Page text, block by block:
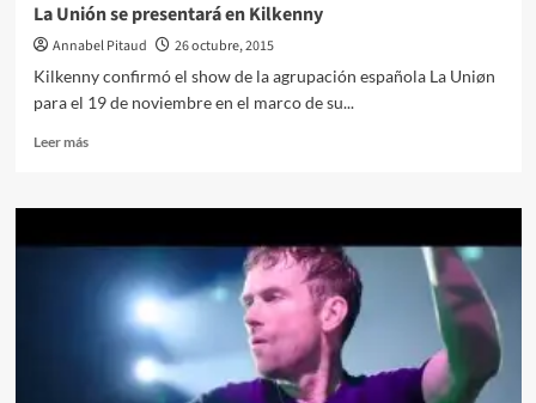
La Unión se presentará en Kilkenny
Annabel Pitaud
26 octubre, 2015
Kilkenny confirmó el show de la agrupación española La Uniøn
para el 19 de noviembre en el marco de su...
Leer másLeer
La
se
presentará
Kilkenny